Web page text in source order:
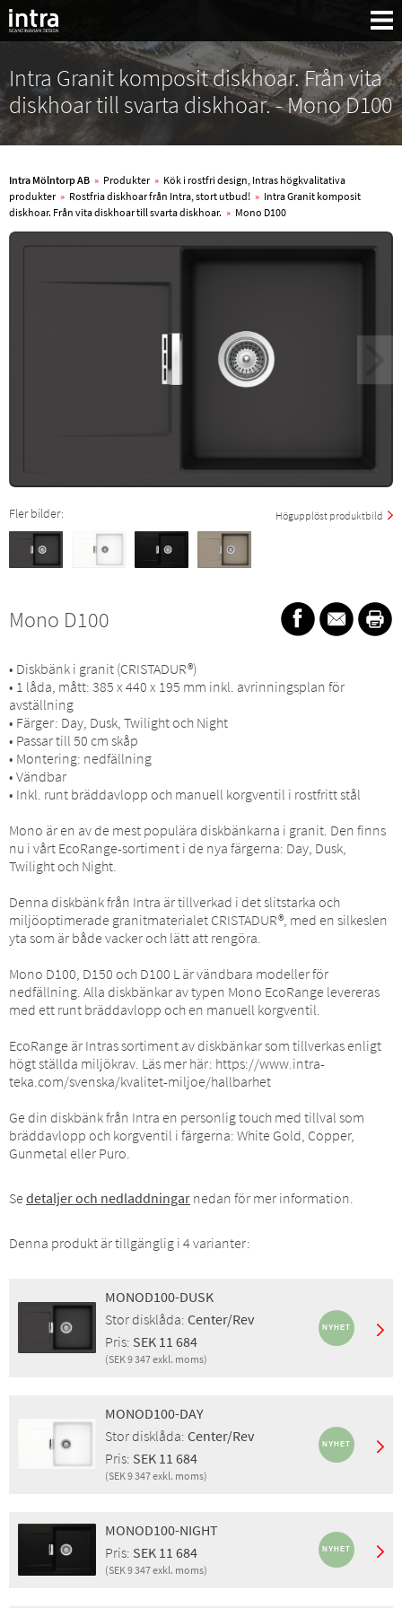
Intra Granit komposit diskhoar. Från vita
diskhoar till svarta diskhoar. - Mono D100
Intra Mölntorp AB » Produkter » Kök i rostfri design, Intras högkvalitativa
produkter » Rostfria diskhoar från Intra, stort utbud! » Intra Granit komposit
diskhoar. Från vita diskhoar till svarta diskhoar. » Mono D100
Högupplöst produktbild
Fler bilder:
Mono D100
• Diskbänk i granit (CRISTADUR®)
• 1 låda, mått: 385 x 440 x 195 mm inkl. avrinningsplan för
avställning
• Färger: Day, Dusk, Twilight och Night
• Passar till 50 cm skåp
• Montering: nedfällning
• Vändbar
• Inkl. runt bräddavlopp och manuell korgventil i rostfritt stål
Mono är en av de mest populära diskbänkarna i granit. Den finns
nu i vårt EcoRange-sortiment i de nya färgerna: Day, Dusk,
Twilight och Night.
Denna diskbänk från Intra är tillverkad i det slitstarka och
miljöoptimerade granitmaterialet CRISTADUR®, med en silkeslen
yta som är både vacker och lätt att rengöra.
Mono D100, D150 och D100 L är vändbara modeller för
nedfällning. Alla diskbänkar av typen Mono EcoRange levereras
med ett runt bräddavlopp och en manuell korgventil.
EcoRange är Intras sortiment av diskbänkar som tillverkas enligt
högt ställda miljökrav. Läs mer här: https://www.intra-
teka.com/svenska/kvalitet-miljoe/hallbarhet
Ge din diskbänk från Intra en personlig touch med tillval som
bräddavlopp och korgventil i färgerna: White Gold, Copper,
Gunmetal eller Puro.
Se detaljer och nedladdningar nedan för mer information.
Denna produkt är tillgänglig i 4 varianter:
MONOD100-DUSK
Stor disklåda: Center/Rev
Pris: SEK 11 684
(SEK 9 347 exkl. moms)
Sil, EcoRange
Stor disklåda:
Finish:
Dusk
Pris inkl. moms:
SEK 11 684
Pris exkl. moms:
RSK:
8090443
MONOD100-DAY
Stor disklåda: Center/Rev
Pris: SEK 11 684
(SEK 9 347 exkl. moms)
Egenskaper:
Sil, EcoRange
Stor disklåda:
Day
MONOD100-NIGHT
Pris: SEK 11 684
(SEK 9 347 exkl. moms)